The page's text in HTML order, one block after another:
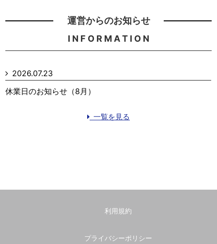
運営からのお知らせ
I N F O R M A T I O N
2026.07.23
休業日のお知らせ（8月）
一覧を見る
利用規約
プライバシーポリシー